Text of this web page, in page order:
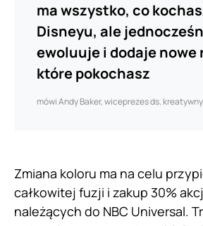
ma wszystko, co
Disneyu, ale
ewoluuje i dodaje nowe
które pokochasz
mówi Andy Baker, wiceprezes ds.
Zmiana koloru ma na celu
całkowitej fuzji i zakup 30%
należących do NBC Universal.